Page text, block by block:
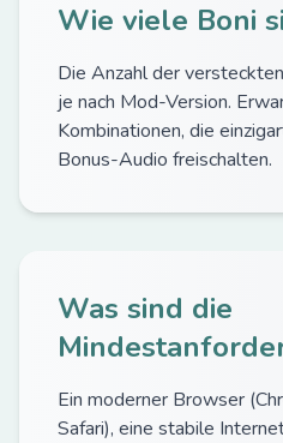
Wie viele Boni
Die Anzahl der
je nach Mod-Version.
Kombinationen, die
Bonus-Audio freischalten.
Was sind die
Ein moderner Browser
Safari), eine stabile